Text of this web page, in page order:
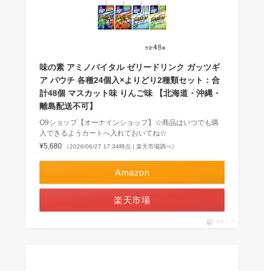
味の素 アミノバイタル ゼリードリンク ガッツギ
ア パウチ 各種24個入×よりどり2種類セット：合
計48個 マスカット味 りんご味 【北海道・沖縄・
離島配送不可】
O9ショップ【オーナインショップ】☆商品はいつでも購
入できるようカートへ入れておいてね☆
¥5,680
（2026/06/27 17:34時点 | 楽天市場調べ）
Amazon
楽天市場
ポチップ